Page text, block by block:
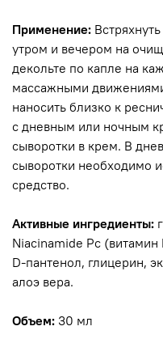
Применение:
утром и вечером на
декольте по капле на
массажными
наносить близко к
с дневным или ночным
сыворотки в крем. В
сыворотки необходимо
средство.
Активные ингредиенты:
Niacinamide Pc
D-пантенол, глицерин,
алоэ вера.
Объем: 30 мл